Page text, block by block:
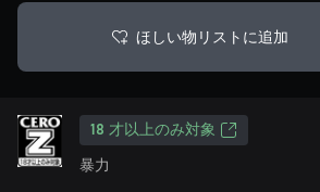
ほしい物リストに追加
18 才以上のみ対象
暴力